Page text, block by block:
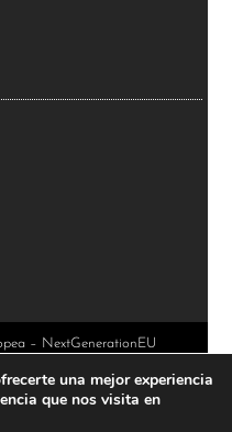
– NextGenerationEU
una mejor experiencia
que nos visita en